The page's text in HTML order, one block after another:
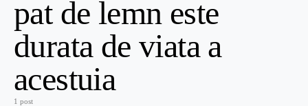
pat de lemn este
durata de viata a
acestuia
1 post